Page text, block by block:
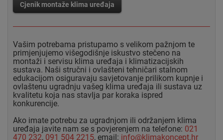
Cjenik montaže klima uređaja
Vašim potrebama pristupamo s velikom pažnjom te
primjenjujemo višegodišnje iskustvo stečeno na
montaži i servisu klima uređaja i klimatizacijskih
sustava. Naši stručni i ovlašteni tehničari stalnom
edukacijom osiguravaju savjetovanje prilikom kupnje i
ovlaštenu ugradnju vašeg klima uređaja ili sustava uz
kvalitetu koja nas stavlja par koraka ispred
konkurencije.
Ako imate potrebu za ugradnjom ili održanjem klima
uređaja javite nam se s povjerenjem na telefone: 021
470 232, 091 504 2215, email: info@klimakoncept.hr